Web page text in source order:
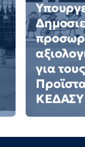
για τους
ΚΕΔΑΣΥ